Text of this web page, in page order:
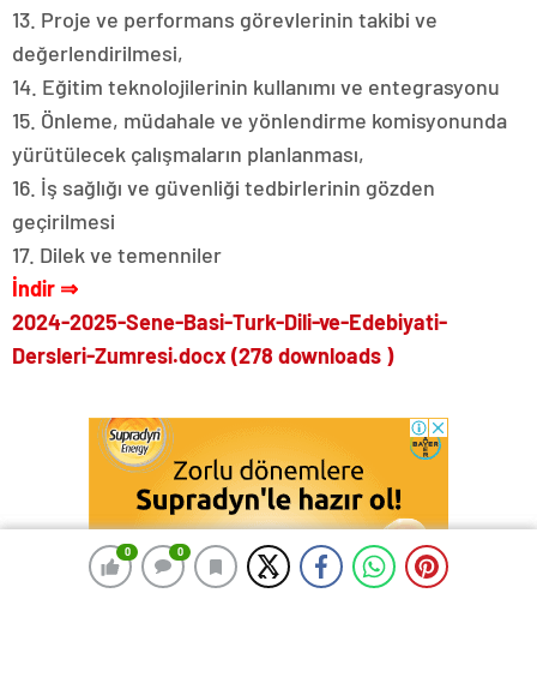
0 0
0 0
13. Proje ve performans görevlerinin takibi ve
değerlendirilmesi,
14. Eğitim teknolojilerinin kullanımı ve entegrasyonu
15. Önleme, müdahale ve yönlendirme komisyonunda
yürütülecek çalışmaların planlanması,
16. İş sağlığı ve güvenliği tedbirlerinin gözden
geçirilmesi
17. Dilek ve temenniler
İndir ⇒
2024-2025-Sene-Basi-Turk-Dili-ve-Edebiyati-
Dersleri-Zumresi.docx (278 downloads )